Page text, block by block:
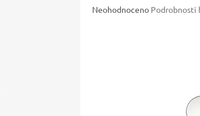
Průměrné
Neohodnoceno Podrobnosti